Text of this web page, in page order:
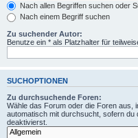
Nach allen Begriffen suchen oder
Nach einem Begriff suchen
Zu suchender Autor:
Benutze ein * als Platzhalter für
SUCHOPTIONEN
Zu durchsuchende Foren:
Wähle das Forum oder die Foren aus,
automatisch mit durchsucht, sofern du
deaktivierst.